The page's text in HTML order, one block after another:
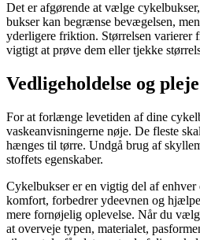
Det er afgørende at vælge
bukser kan begrænse bevægelsen,
yderligere friktion. Størrelsen varierer
vigtigt at prøve dem eller tjekke
Vedligeholdelse og pleje
For at forlænge levetiden af dine
vaskeanvisningerne nøje. De fleste
hænges til tørre. Undgå brug af
stoffets egenskaber.
Cykelbukser er en vigtig del af
komfort, forbedrer ydeevnen og
mere fornøjelig oplevelse. Når du
at overveje typen, materialet,